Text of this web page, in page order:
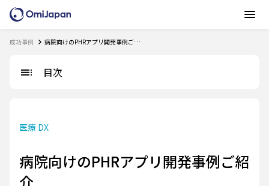
成功事例 病院向けのPHRアプリ開発事例ご紹介
目次
医療 DX
病院向けのPHRアプリ開発事例ご紹
介